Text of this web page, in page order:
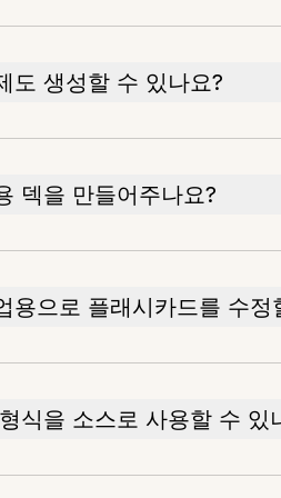
도 생성할 수 있나요?
덱을 만들어주나요?
용으로 플래시카드를 수정
식을 소스로 사용할 수 있